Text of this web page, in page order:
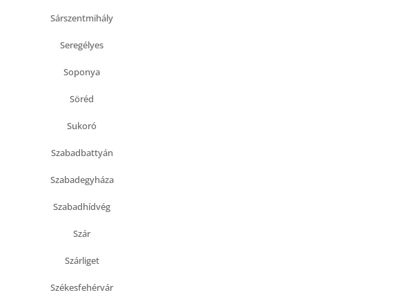
Sárszentmihály
Seregélyes
Soponya
Söréd
Sukoró
Szabadbattyán
Szabadegyháza
Szabadhídvég
Szár
Szárliget
Székesfehérvár